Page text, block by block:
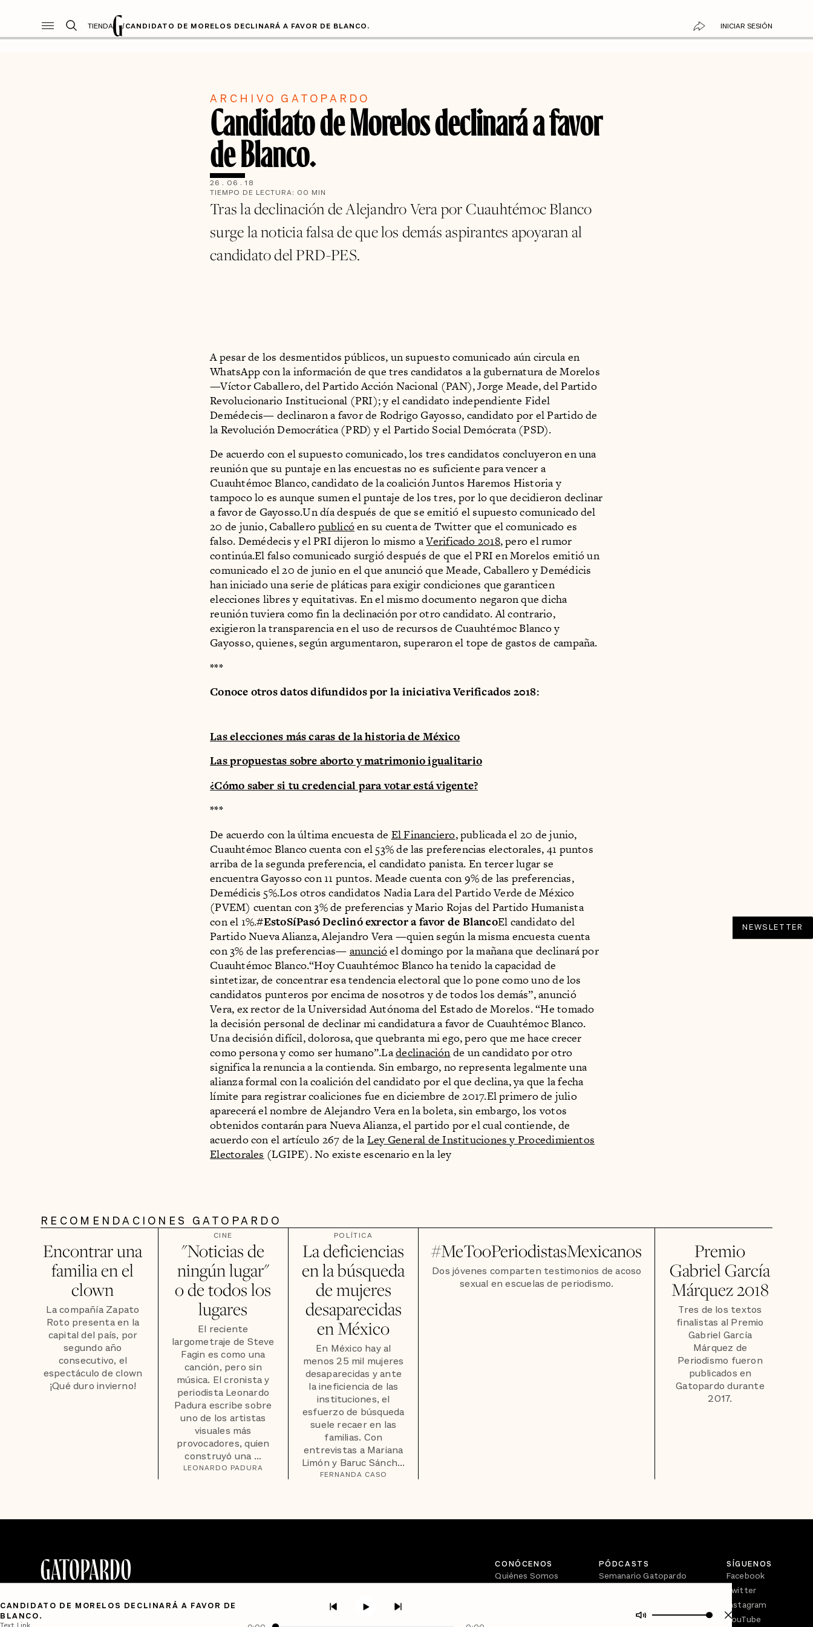
TIENDA /CANDIDATO DE MORELOS DECLINARÁ A FAVOR DE BLANCO. INICIAR SESIÓN
ARCHIVO GATOPARDO
Candidato de Morelos declinará a favor
de Blanco.
26 . 06 . 18
TIEMPO DE LECTURA: 00 MIN
Tras la declinación de Alejandro Vera por Cuauhtémoc Blanco
surge la noticia falsa de que los demás aspirantes apoyaran al
candidato del PRD-PES.
A pesar de los desmentidos públicos, un supuesto comunicado aún circula en
WhatsApp con la información de que tres candidatos a la gubernatura de Morelos
—Víctor Caballero, del Partido Acción Nacional (PAN), Jorge Meade, del Partido
Revolucionario Institucional (PRI); y el candidato independiente Fidel
Demédecis— declinaron a favor de Rodrigo Gayosso, candidato por el Partido de
la Revolución Democrática (PRD) y el Partido Social Demócrata (PSD).
De acuerdo con el supuesto comunicado, los tres candidatos concluyeron en una
reunión que su puntaje en las encuestas no es suficiente para vencer a
Cuauhtémoc Blanco, candidato de la coalición Juntos Haremos Historia y
tampoco lo es aunque sumen el puntaje de los tres, por lo que decidieron declinar
a favor de Gayosso.Un día después de que se emitió el supuesto comunicado del
20 de junio, Caballeropublicóen su cuenta de Twitter que el comunicado es
falso. Demédecis y el PRI dijeron lo mismo aVerificado 2018, pero el rumor
continúa.El falso comunicado surgió después de que el PRI en Morelos emitió un
comunicado el 20 de junio en el que anunció que Meade, Caballero y Demédicis
han iniciado una serie de pláticas para exigir condiciones que garanticen
elecciones libres y equitativas. En el mismo documento negaron que dicha
reunión tuviera como fin la declinación por otro candidato. Al contrario,
exigieron la transparencia en el uso de recursos de Cuauhtémoc Blanco y
Gayosso, quienes, según argumentaron, superaron el tope de gastos de campaña.
***
Conoce otros datos difundidos por la iniciativa Verificados 2018:
Las elecciones más caras de la historia de México
Las propuestas sobre aborto y matrimonio igualitario
¿Cómo saber si tu credencial para votar está vigente?
***
De acuerdo con la última encuesta de El Financiero, publicada el 20 de junio,
Cuauhtémoc Blanco cuenta con el 53% de las preferencias electorales, 41 puntos
arriba de la segunda preferencia, el candidato panista. En tercer lugar se
encuentra Gayosso con 11 puntos. Meade cuenta con 9% de las preferencias,
Demédicis 5%.Los otros candidatos Nadia Lara del Partido Verde de México
(PVEM) cuentan con 3% de preferencias y Mario Rojas del Partido Humanista
con el 1%.#EstoSíPasó Declinó exrector a favor de BlancoEl candidato del
Partido Nueva Alianza, Alejandro Vera —quien según la misma encuesta cuenta
con 3% de las preferencias— anuncióel domingo por la mañana que declinará por
Cuauhtémoc Blanco.“Hoy Cuauhtémoc Blanco ha tenido la capacidad de
sintetizar, de concentrar esa tendencia electoral que lo pone como uno de los
candidatos punteros por encima de nosotros y de todos los demás”, anunció
Vera, ex rector de la Universidad Autónoma del Estado de Morelos. “He tomado
la decisión personal de declinar mi candidatura a favor de Cuauhtémoc Blanco.
Una decisión difícil, dolorosa, que quebranta mi ego, pero que me hace crecer
como persona y como ser humano”.Ladeclinación de un candidato por otro
significa la renuncia a la contienda. Sin embargo, no representa legalmente una
alianza formal con la coalición del candidato por el que declina, ya que la fecha
límite para registrar coaliciones fue en diciembre de 2017.El primero de julio
aparecerá el nombre de Alejandro Vera en la boleta, sin embargo, los votos
obtenidos contarán para Nueva Alianza, el partido por el cual contiende, de
acuerdo con el artículo 267 de laLey General de Instituciones y Procedimientos
Electorales (LGIPE). No existe escenario en la ley
NEWSLETTER
RECOMENDACIONES GATOPARDO
Encontrar una
familia en el
clown
La compañía Zapato
Roto presenta en la
capital del país, por
segundo año
consecutivo, el
espectáculo de clown
¡Qué duro invierno!
CINE
"Noticias de
ningún lugar"
o de todos los
lugares
El reciente
largometraje de Steve
Fagin es como una
canción, pero sin
música. El cronista y
periodista Leonardo
Padura escribe sobre
uno de los artistas
visuales más
provocadores, quien
construyó una ...
LEONARDO PADURA
POLÍTICA
La deficiencias
en la búsqueda
de mujeres
desaparecidas
en México
En México hay al
menos 25 mil mujeres
desaparecidas y ante
la ineficiencia de las
instituciones, el
esfuerzo de búsqueda
suele recaer en las
familias. Con
entrevistas a Mariana
Limón y Baruc Sánch...
FERNANDA CASO
#MeTooPeriodistasMexicanos
Dos jóvenes comparten testimonios de acoso
sexual en escuelas de periodismo.
Premio
Gabriel García
Márquez 2018
Tres de los textos
finalistas al Premio
Gabriel García
Márquez de
Periodismo fueron
publicados en
Gatopardo durante
2017.
CANDIDATO DE MORELOS DECLINARÁ A FAVOR DE
BLANCO.
CONÓCENOS
Quiénes Somos
PÓDCASTS
Semanario Gatopardo
SÍGUENOS
Facebook
Twitter
Instagram
YouTube